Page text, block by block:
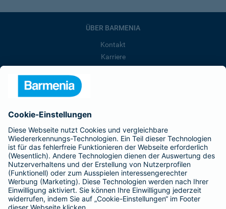
ÜBER BARMENIA
Kontakt
Karriere
Barmenia ist Teil der BarmeniaGothaer
BELIEBTE SEITEN
Kranken-Zusatzversicherung
Tierversicherungen
Haftpflichtversicherung
Hausratversicherung